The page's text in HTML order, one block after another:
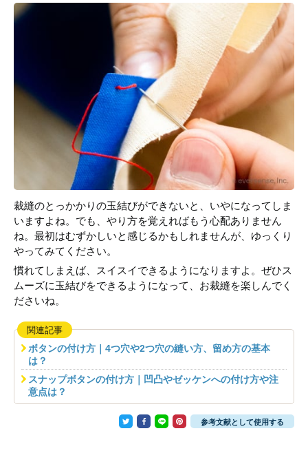
裁縫のとっかかりの玉結びができないと、いやになってしま
いますよね。でも、やり方を覚えればもう心配ありません
ね。最初はむずかしいと感じるかもしれませんが、ゆっくり
やってみてください。
慣れてしまえば、スイスイできるようになりますよ。ぜひス
ムーズに玉結びをできるようになって、お裁縫を楽しんでく
ださいね。
関連記事
ボタンの付け方｜4つ穴や2つ穴の縫い方、留め方の基本
は？
スナップボタンの付け方｜凹凸やゼッケンへの付け方や注
意点は？
参考文献として使用する